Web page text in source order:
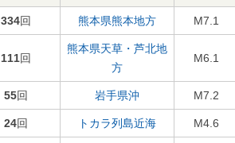
334回 熊本県熊本地方 M7.1
111回
熊本県天草・芦北地
方
M6.1
55回 岩手県沖 M7.2
24回 トカラ列島近海 M4.6